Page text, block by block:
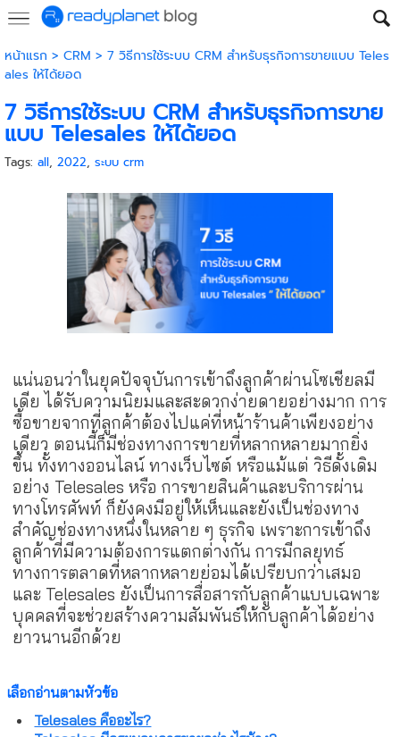
หน้าแรก > CRM > 7 วิธีการใช้ระบบ CRM สำหรับธุรกิจการขายแบบ Teles
ales ให้ได้ยอด
7 วิธีการใช้ระบบ CRM สำหรับธุรกิจการขาย
แบบ Telesales ให้ได้ยอด
Tags: all, 2022, ระบบ crm
แน่นอนว่าในยุคปัจจุบันการเข้าถึงลูกค้าผ่านโซเชียลมี
เดีย ได้รับความนิยมและสะดวกง่ายดายอย่างมาก การ
ซื้อขายจากที่ลูกค้าต้องไปแค่ที่หน้าร้านค้าเพียงอย่าง
เดียว ตอนนี้ก็มีช่องทางการขายที่หลากหลายมากยิ่ง
ขึ้น ทั้งทางออนไลน์ ทางเว็บไซต์ หรือแม้แต่ วิธีดั้งเดิม
อย่าง Telesales หรือ การขายสินค้าและบริการผ่าน
ทางโทรศัพท์ ก็ยังคงมีอยู่ให้เห็นและยังเป็นช่องทาง
สำคัญช่องทางหนึ่งในหลาย ๆ ธุรกิจ เพราะการเข้าถึง
ลูกค้าที่มีความต้องการแตกต่างกัน การมีกลยุทธ์
ทางการตลาดที่หลากหลายย่อมได้เปรียบกว่าเสมอ
และ Telesales ยังเป็นการสื่อสารกับลูกค้าแบบเฉพาะ
บุคคลที่จะช่วยสร้างความสัมพันธ์ให้กับลูกค้าได้อย่าง
ยาวนานอีกด้วย
เลือกอ่านตามหัวข้อ
Telesales คืออะไร?